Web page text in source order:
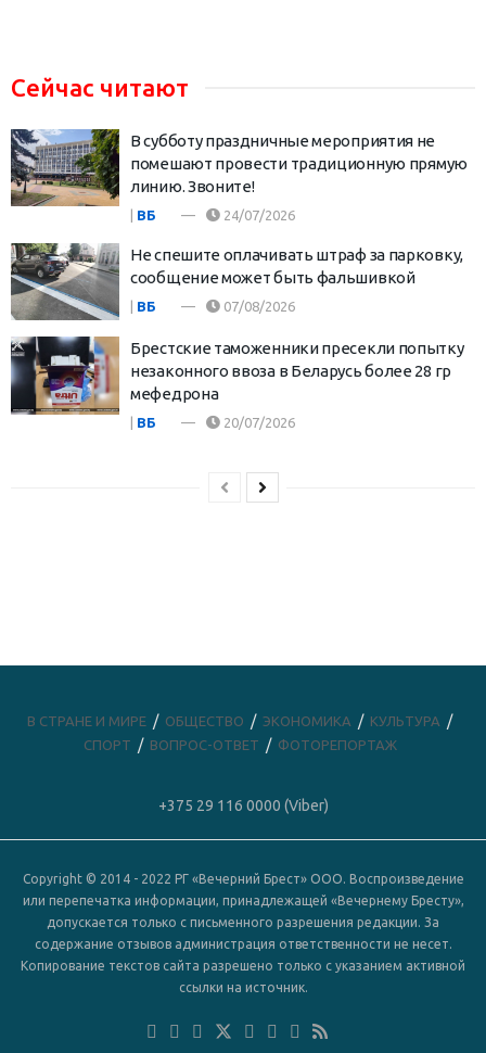
Сейчас читают
В субботу праздничные мероприятия не
помешают провести традиционную прямую
линию. Звоните!
ВБ 24/07/2026
Не спешите оплачивать штраф за парковку,
сообщение может быть фальшивкой
ВБ 07/08/2026
Брестские таможенники пресекли попытку
незаконного ввоза в Беларусь более 28 гр
мефедрона
ВБ 20/07/2026
В СТРАНЕ И МИРЕ ОБЩЕСТВО ЭКОНОМИКА
КУЛЬТУРА
СПОРТ
ВОПРОС-ОТВЕТ ФОТОРЕПОРТАЖ
+375 29 116 0000 (Viber)
Copyright © 2014 - 2022 РГ «Вечерний Брест» ООО. Воспроизведение
или перепечатка информации, принадлежащей «Вечернему Бресту»,
допускается только с письменного разрешения редакции. За
содержание отзывов администрация ответственности не несет.
Копирование текстов сайта разрешено только с указанием активной
ссылки на источник.